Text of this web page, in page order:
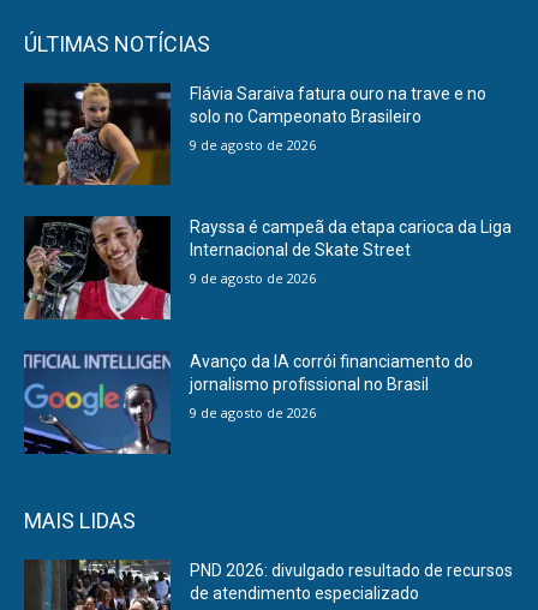
ÚLTIMAS NOTÍCIAS
Flávia Saraiva fatura ouro na trave e no
solo no Campeonato Brasileiro
9 de agosto de 2026
Rayssa é campeã da etapa carioca da Liga
Internacional de Skate Street
9 de agosto de 2026
Avanço da IA corrói financiamento do
jornalismo profissional no Brasil
9 de agosto de 2026
MAIS LIDAS
PND 2026: divulgado resultado de recursos
de atendimento especializado